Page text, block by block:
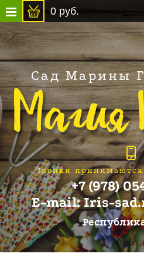
0 руб.
Сад Марины
Звонки
+7 (978)
E-mail: Iris-